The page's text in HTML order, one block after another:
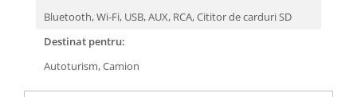
Bluetooth,Wi-Fi, USB,AUX, RCA,Cititor de carduri SD
Destinat pentru:
Autoturism,Camion